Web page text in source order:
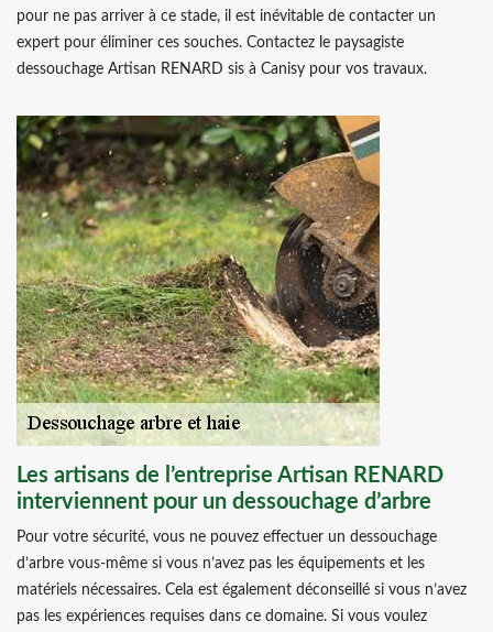
pour ne pas arriver à ce stade, il est inévitable de contacter un
expert pour éliminer ces souches. Contactez le paysagiste
dessouchage Artisan RENARD sis à Canisy pour vos travaux.
Les artisans de l’entreprise Artisan RENARD
interviennent pour un dessouchage d’arbre
Pour votre sécurité, vous ne pouvez effectuer un dessouchage
d’arbre vous-même si vous n’avez pas les équipements et les
matériels nécessaires. Cela est également déconseillé si vous n’avez
pas les expériences requises dans ce domaine. Si vous voulez